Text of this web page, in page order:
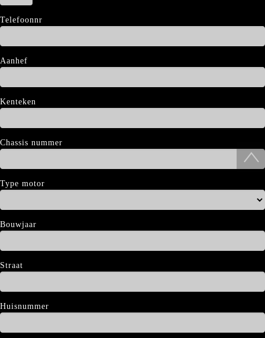
Telefoonnr
Aanhef
Kenteken
Chassis nummer
Type motor
Bouwjaar
Straat
Huisnummer